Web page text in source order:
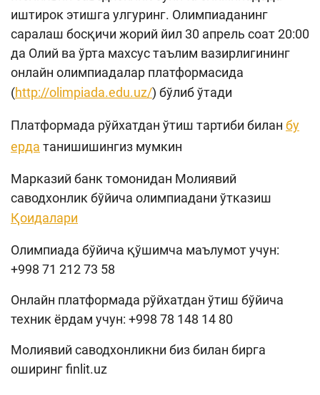
Кенгайтирилган қидирув
Сайт харитаси
иштирок этишга улгуринг. Олимпиаданинг
саралаш босқичи жорий йил 30 апрель соат 20:00
да Олий ва ўрта махсус таълим вазирлигининг
онлайн олимпиадалар платформасида
(http://olimpiada.edu.uz/) бўлиб ўтади
Платформада рўйхатдан ўтиш тартиби билан бу
ерда танишишингиз мумкин
Марказий банк томонидан Молиявий
саводхонлик бўйича олимпиадани ўтказиш
Қоидалари
Олимпиада бўйича қўшимча маълумот учун:
+998 71 212 73 58
Онлайн платформада рўйхатдан ўтиш бўйича
техник ёрдам учун: +998 78 148 14 80
Молиявий саводхонликни биз билан бирга
оширинг finlit.uz